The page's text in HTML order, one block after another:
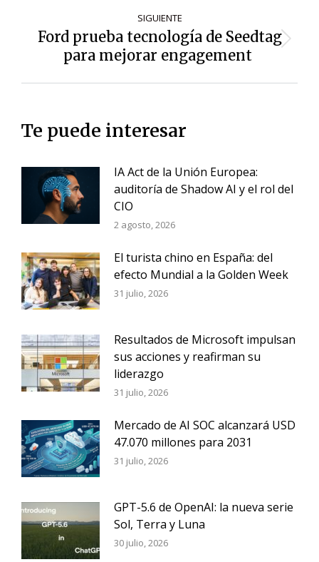
SIGUIENTE
Siguiente
entrada:
Ford prueba tecnología de Seedtag
para mejorar engagement
Te puede interesar
IA Act de la Unión Europea:
auditoría de Shadow AI y el rol del
CIO
2 agosto, 2026
El turista chino en España: del
efecto Mundial a la Golden Week
31 julio, 2026
Resultados de Microsoft impulsan
sus acciones y reafirman su
liderazgo
31 julio, 2026
Mercado de AI SOC alcanzará USD
47.070 millones para 2031
31 julio, 2026
GPT-5.6 de OpenAI: la nueva serie
Sol, Terra y Luna
30 julio, 2026